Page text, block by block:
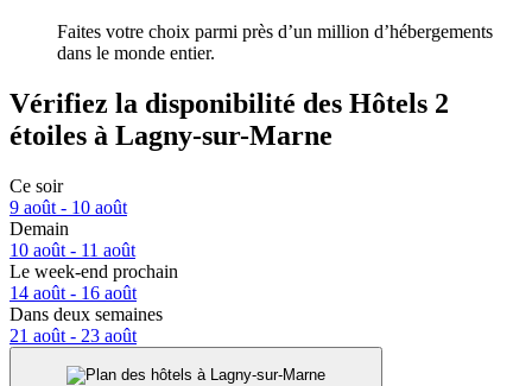
Faites votre choix parmi près d’un million d’hébergements
dans le monde entier.
Vérifiez la disponibilité des Hôtels 2
étoiles à Lagny-sur-Marne
Ce soir
9 août - 10 août
Demain
10 août - 11 août
Le week-end prochain
14 août - 16 août
Dans deux semaines
21 août - 23 août